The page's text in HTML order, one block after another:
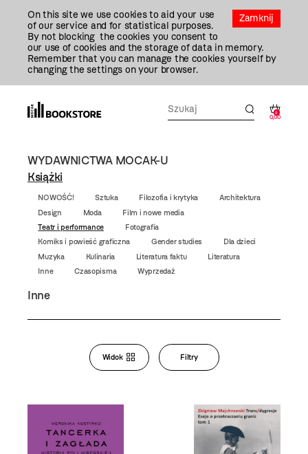
Zamknij
On this site we use cookies to aid your use
of our service and for statistical purposes.
By not blocking the cookies you consent to
our use of cookies and the storage of data in memory.
Remember that you can manage the cookies yourself by
changing the settings on your browser.
0
0,00
WYDAWNICTWA MOCAK-U
Książki
NOWOŚĆ! Sztuka Filozofia i krytyka
Architektura
Design
Moda
Film i nowe media
Teatr i performance
Fotografia
Komiks i powieść graficzna
Gender studies
Dla dzieci
Muzyka
Kulinaria Literatura faktu
Literatura
Inne
Czasopisma Wyprzedaż
Inne
Bookstore
Zmiana
i filtrowanie
produktów
Widok Filtry